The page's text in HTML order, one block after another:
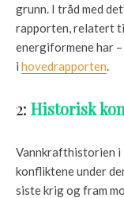
grunn. I tråd med
rapporten, relatert
energiformene har –
i hovedrapporten
2: Historisk
Vannkrafthistorien i
konfliktene under
siste krig og fram